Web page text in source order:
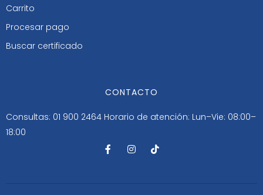
Carrito
Procesar pago
Buscar certificado
CONTACTO
Consultas: 01 900 2464 Horario de atención: Lun–Vie: 08:00–
18:00
F
a
b
I
n
a
T
i
o